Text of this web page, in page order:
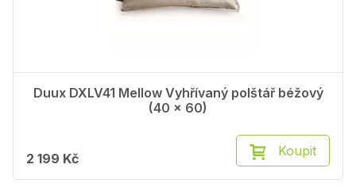
Duux DXLV41 Mellow Vyhřívaný polštář béžový
(40 x 60)
2 199 Kč Koupit